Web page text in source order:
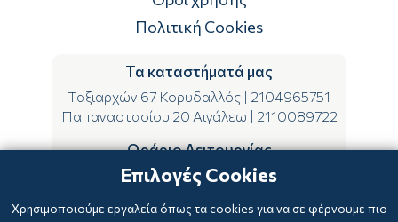
Πολιτική Cookies
Τα καταστήματά μας
Ταξιαρχών 67 Κορυδαλλός
2104965751
Παπαναστασίου 20 Αιγάλεω
2110089722
Ωράριο Λειτουργίας
ΔΕ-ΤΕ-ΣΑ 09:00-15:00
Επιλογές Cookies
Χρησιμοποιούμε εργαλεία όπως τα cookies για να σε φέρνουμε πιο